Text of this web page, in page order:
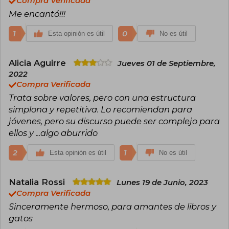
cosechando elogios en el ámbito literario y
consolidando a Natsukawa como referente
títulos en Japón y superado los tres millones de
ejemplares vendidos, recibiendo múltiples
nacional.
Me encantó!!!
1 Esta opinión es útil 0 No es útil
Alicia Aguirre
Jueves 01 de Septiembre,
2022
Compra Verificada
Trata sobre valores, pero con una estructura
simplona y repetitiva. Lo recomiendan para
jóvenes, pero su discurso puede ser complejo para
ellos y ...algo aburrido
2 Esta opinión es útil 1 No es útil
Natalia Rossi
Lunes 19 de Junio, 2023
Compra Verificada
Sinceramente hermoso, para amantes de libros y
gatos